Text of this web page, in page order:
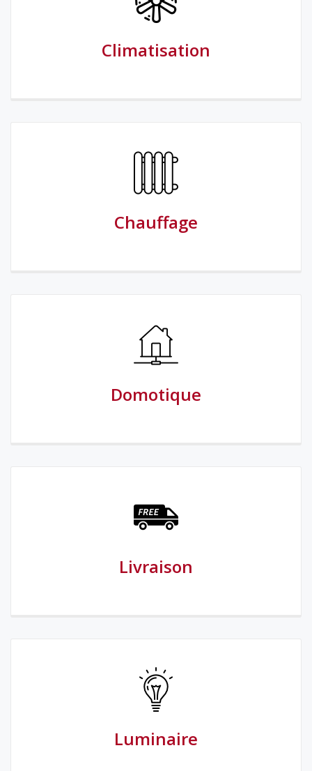
Climatisation
Chauffage
Domotique
Livraison
Luminaire